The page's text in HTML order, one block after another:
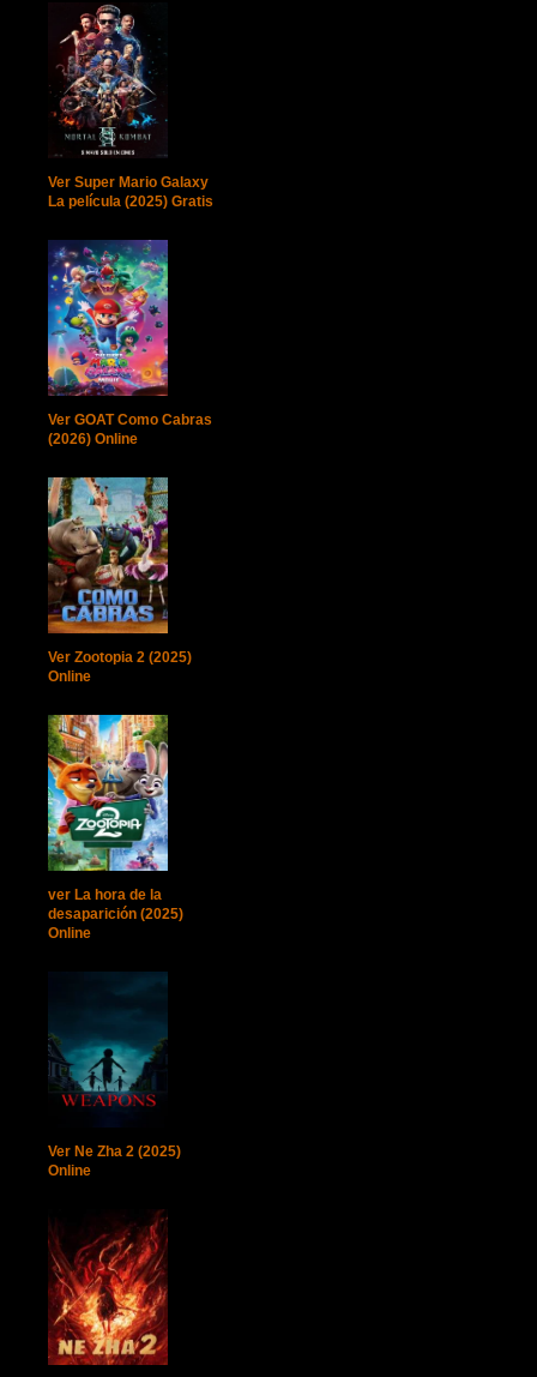
Ver Super Mario Galaxy
La película (2025) Gratis
Ver GOAT Como Cabras
(2026) Online
Ver Zootopia 2 (2025)
Online
ver La hora de la
desaparición (2025)
Online
Ver Ne Zha 2 (2025)
Online